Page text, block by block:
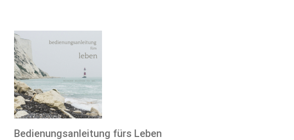
Bedienungsanleitung fürs Leben